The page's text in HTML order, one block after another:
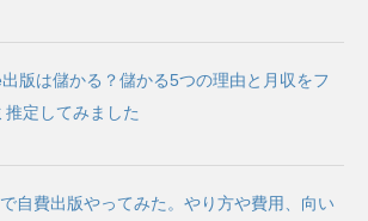
版は儲かる？儲かる5つの理由と月収をフ
推定してみました
自費出版やってみた。やり方や費用、向い